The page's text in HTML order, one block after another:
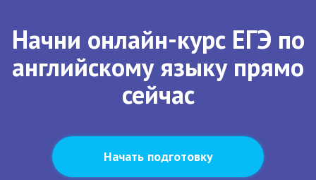
Начни онлайн-курс ЕГЭ по
английскому языку прямо
сейчас
Начать подготовку